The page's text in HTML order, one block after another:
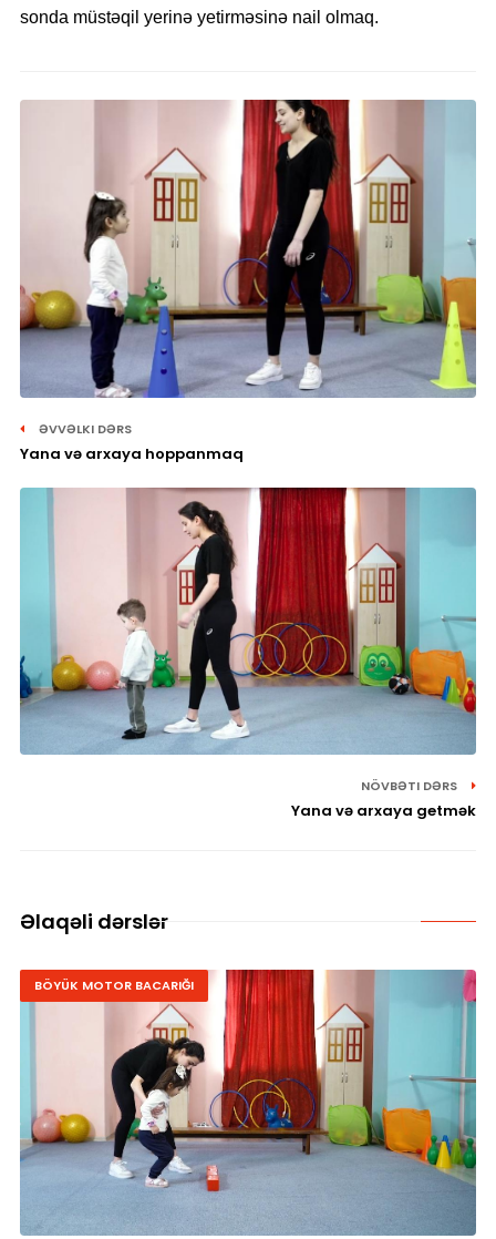
sonda müstəqil yerinə yetirməsinə nail olmaq.
ƏVVƏLKI DƏRS
Yana və arxaya hoppanmaq
NÖVBƏTI DƏRS
Yana və arxaya getmək
Əlaqəli dərslər
BÖYÜK MOTOR BACARIĞI